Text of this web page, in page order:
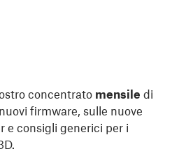
concentrato mensile di
firmware, sulle nuove
e consigli generici per i